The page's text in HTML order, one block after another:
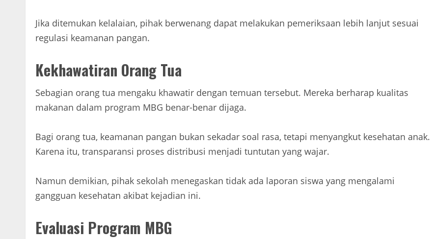
Jika ditemukan kelalaian, pihak berwenang dapat melakukan pemeriksaan lebih lanjut sesuai
regulasi keamanan pangan.
Kekhawatiran Orang Tua
Sebagian orang tua mengaku khawatir dengan temuan tersebut. Mereka berharap kualitas
makanan dalam program MBG benar-benar dijaga.
Bagi orang tua, keamanan pangan bukan sekadar soal rasa, tetapi menyangkut kesehatan anak.
Karena itu, transparansi proses distribusi menjadi tuntutan yang wajar.
Namun demikian, pihak sekolah menegaskan tidak ada laporan siswa yang mengalami
gangguan kesehatan akibat kejadian ini.
Evaluasi Program MBG